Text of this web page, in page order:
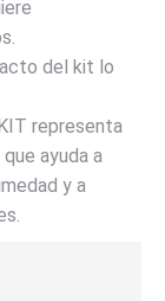
del kit lo
representa
ayuda a
y a